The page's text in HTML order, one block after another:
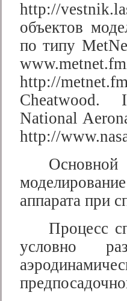
http://
объектов
по типу
http://
Cheatwood.
National
http://
Основной
аппарата при
Процесс
условно